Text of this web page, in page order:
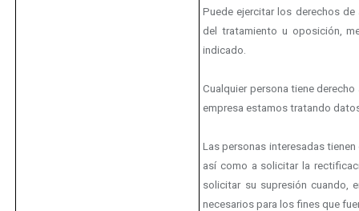
Puede ejercitar los derechos
del tratamiento u oposición,
indicado.
Cualquier persona tiene
empresa estamos tratando
Las personas interesadas
así como a solicitar la
solicitar su supresión cuando,
necesarios para los fines que